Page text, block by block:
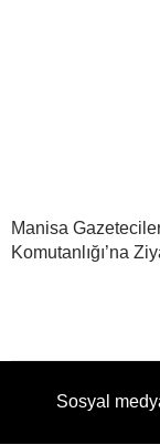
Manisa
Komutanlığı’na
Sosyal